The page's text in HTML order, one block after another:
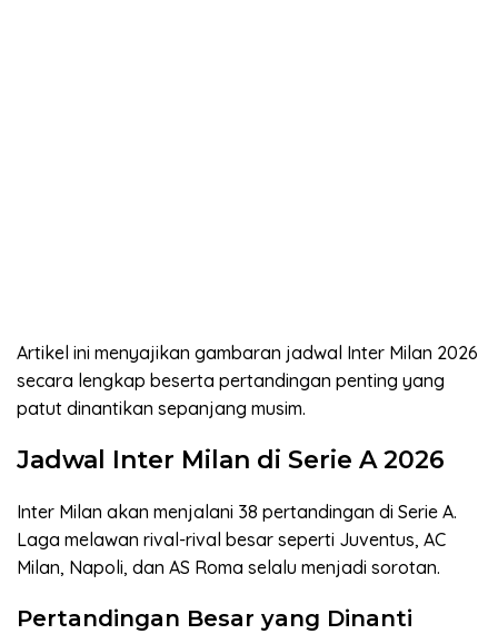
Artikel ini menyajikan gambaran jadwal Inter Milan 2026
secara lengkap beserta pertandingan penting yang
patut dinantikan sepanjang musim.
Jadwal Inter Milan di Serie A 2026
Inter Milan akan menjalani 38 pertandingan di Serie A.
Laga melawan rival-rival besar seperti Juventus, AC
Milan, Napoli, dan AS Roma selalu menjadi sorotan.
Pertandingan Besar yang Dinanti